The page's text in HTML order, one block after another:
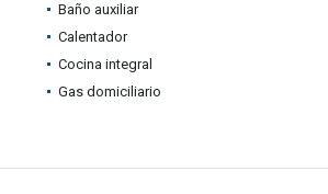
Baño auxiliar
Calentador
Cocina integral
Gas domiciliario